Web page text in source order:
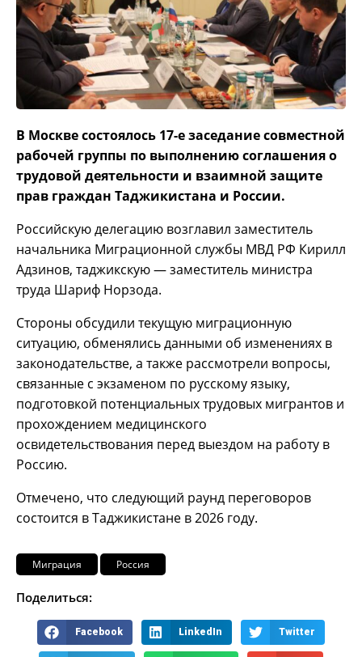
В Москве состоялось 17-е заседание совместной
рабочей группы по выполнению соглашения о
трудовой деятельности и взаимной защите
прав граждан Таджикистана и России.
Российскую делегацию возглавил заместитель
начальника Миграционной службы МВД РФ Кирилл
Адзинов, таджикскую — заместитель министра
труда Шариф Норзода.
Стороны обсудили текущую миграционную
ситуацию, обменялись данными об изменениях в
законодательстве, а также рассмотрели вопросы,
связанные с экзаменом по русскому языку,
подготовкой потенциальных трудовых мигрантов и
прохождением медицинского
освидетельствования перед выездом на работу в
Россию.
Отмечено, что следующий раунд переговоров
состоится в Таджикистане в 2026 году.
Миграция Россия
Поделиться:
Facebook LinkedIn Twitter